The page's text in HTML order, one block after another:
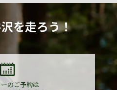
沢を走ろう！さあ。
のご予約は